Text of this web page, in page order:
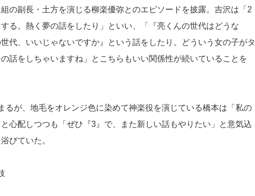
の副長・土方を演じる柳楽優弥とのエピソードを披露。吉沢は「2
る。熱く夢の話をしたり」といい、「『亮くんの世代はどうな
代、いいじゃないですか』という話をしたり。どういう女の子がタ
話をしちゃいますね」とこちらもいい関係性が続いていることを
るが、地毛をオレンジ色に染めて神楽役を演じている橋本は「私の
心配しつつも「ぜひ『3』で、また新しい話もやりたい」と意気込
びていた。